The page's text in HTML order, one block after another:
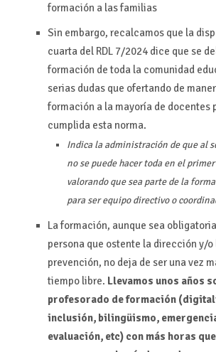
formación a las familias
Sin embargo, recalcamos que la
cuarta del RDL 7/2024 dice que se
formación de toda la comunidad
serias dudas que ofertando de
formación a la mayoría de docentes
cumplida esta norma.
Indica la administración de que al
no se puede hacer toda en el
valorando que sea parte de la
para ser equipo directivo o
La formación, aunque sea
persona que ostente la dirección y/
prevención, no deja de ser una vez
tiempo libre. Llevamos unos años
profesorado de formación
inclusión, bilingüismo,
evaluación, etc) con más horas